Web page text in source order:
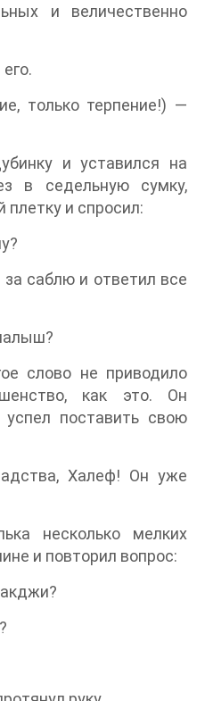
и величественно
только терпение!) —
и уставился на
в седельную сумку,
и спросил:
саблю и ответил все
слово не приводило
как это. Он
поставить свою
Халеф! Он уже
несколько мелких
и повторил вопрос: